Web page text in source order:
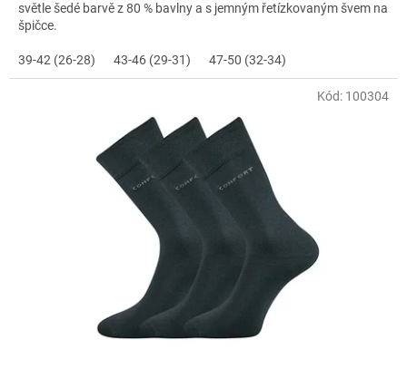
světle šedé barvě z 80 % bavlny a s jemným řetízkovaným švem na
špičce.
39-42 (26-28) 43-46 (29-31) 47-50 (32-34)
Kód: 100304